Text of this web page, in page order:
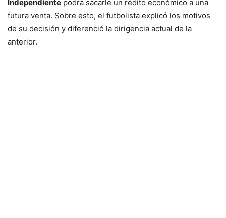
Independiente podrá sacarle un rédito económico a una
futura venta. Sobre esto, el futbolista explicó los motivos
de su decisión y diferenció la dirigencia actual de la
anterior.